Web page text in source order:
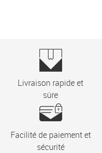
Livraison rapide et
sûre
Facilité de paiement et
sécurité